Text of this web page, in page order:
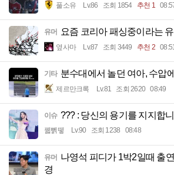
풀소유 Lv.86 조회 1854 추천 1
유머 요즘 코리아 패싱중이라는 유
옆사마 Lv.87 조회 3449 추천 2 08:51
기타 분수대에서 놀던 여아, 수압
제르만크록 Lv.81 조회 2620 08:49
이슈 ??? : 당신의 용기를 지지합
꿻뻵뗗 Lv.90 조회 1238 08:48
유머 나영석 피디가 1박2일때 출
경